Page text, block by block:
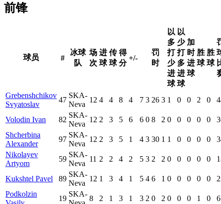
前锋
球员 #
冰球
队
场
次
进
球
传
球
得
分
+/-
罚
时
以
多
打
少
进
球
以
少
打
多
进
球
加
时
进
球
胜
球
胜
球
Grebenshchikov
Svyatoslav
47
SKA-
Neva
12 4 4 8 4 7 3 26 3 1 0 0 2 0
Volodin Ivan 82
SKA-
Neva
12 2 3 5 6 6 0 8 2 0 0 0 0 0
Shcherbina
Alexander
97
SKA-
Neva
12 2 3 5 1 4 3 30 1 1 0 0 0 0
Nikolayev
Artyom
59
SKA-
Neva
11 2 2 4 2 5 3 2 2 0 0 0 0 0
Kukshtel Pavel 89
SKA-
Neva
12 1 3 4 1 5 4 6 1 0 0 0 0 0
Podkolzin
19
SKA-
8 2 1 3 1 3 2 0 2 0 0 0 1 0
6